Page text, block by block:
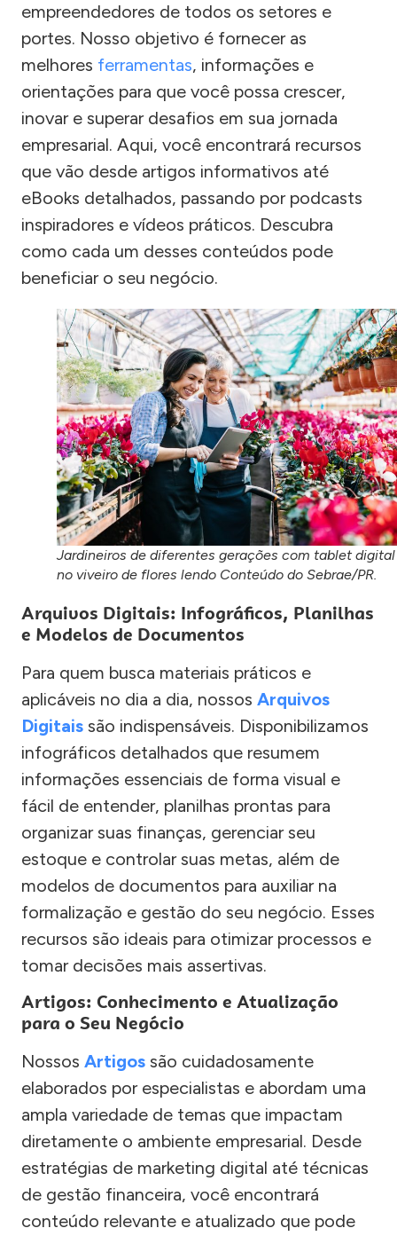
empreendedores de todos os setores e
portes. Nosso objetivo é fornecer as
melhores ferramentas, informações e
orientações para que você possa crescer,
inovar e superar desafios em sua jornada
empresarial. Aqui, você encontrará recursos
que vão desde artigos informativos até
eBooks detalhados, passando por podcasts
inspiradores e vídeos práticos. Descubra
como cada um desses conteúdos pode
beneficiar o seu negócio.
Jardineiros de diferentes gerações com tablet digital
no viveiro de flores lendo Conteúdo do Sebrae/PR.
Arquivos Digitais: Infográficos, Planilhas
e Modelos de Documentos
Para quem busca materiais práticos e
aplicáveis no dia a dia, nossos Arquivos
Digitais são indispensáveis. Disponibilizamos
infográficos detalhados que resumem
informações essenciais de forma visual e
fácil de entender, planilhas prontas para
organizar suas finanças, gerenciar seu
estoque e controlar suas metas, além de
modelos de documentos para auxiliar na
formalização e gestão do seu negócio. Esses
recursos são ideais para otimizar processos e
tomar decisões mais assertivas.
Artigos: Conhecimento e Atualização
para o Seu Negócio
Nossos Artigos são cuidadosamente
elaborados por especialistas e abordam uma
ampla variedade de temas que impactam
diretamente o ambiente empresarial. Desde
estratégias de marketing digital até técnicas
de gestão financeira, você encontrará
conteúdo relevante e atualizado que pode